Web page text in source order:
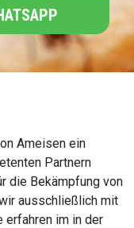
Ameisen ein
Partnern
die Bekämpfung von
ausschließlich mit
erfahren im in der